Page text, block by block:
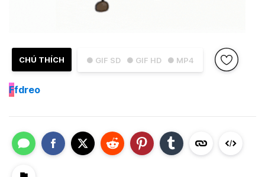
● GIF SD ● GIF HD ● MP4
CHÚ THÍCH
Ffdreo